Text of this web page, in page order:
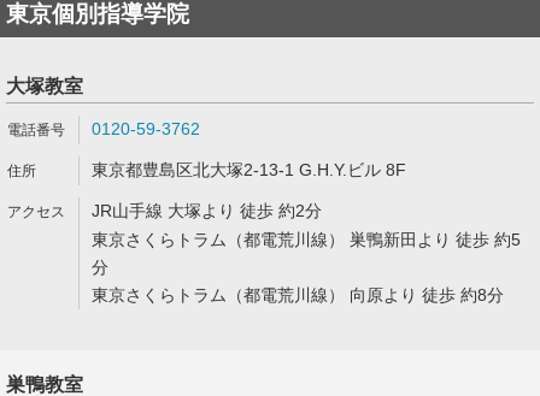
東京個別指導学院
大塚教室
0120-59-3762
東京都豊島区北大塚2-13-1 G.H.Y.ビル 8F
JR山手線 大塚より 徒歩 約2分
東京さくらトラム（都電荒川線） 巣鴨新田より 徒歩 約5
分
東京さくらトラム（都電荒川線） 向原より 徒歩 約8分
巣鴨教室